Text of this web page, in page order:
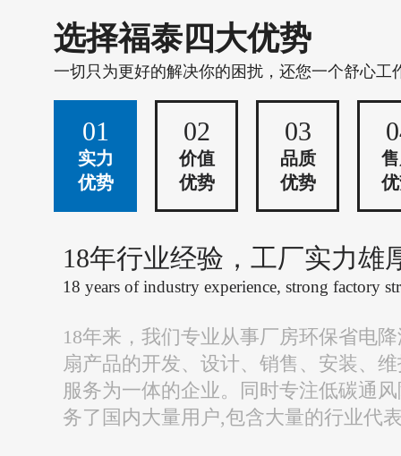
选择福泰四大优势
一切只为更好的解决你的困扰，还您一个舒心工
01
实力
优势
02
价值
优势
03
品质
优势
18年行业经验，工厂实力雄
18 years of industry experience, strong factory
18年来，我们专业从事厂房环保省电
扇产品的开发、设计、销售、安装、
服务为一体的企业。同时专注低碳通
务了国内大量用户,包含大量的行业代